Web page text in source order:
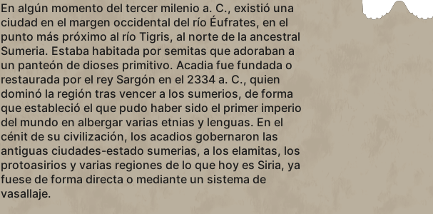
En algún momento del tercer milenio a. C., existió una
ciudad en el margen occidental del río Éufrates, en el
punto más próximo al río Tigris, al norte de la ancestral
Sumeria. Estaba habitada por semitas que adoraban a
un panteón de dioses primitivo. Acadia fue fundada o
restaurada por el rey Sargón en el 2334 a. C., quien
dominó la región tras vencer a los sumerios, de forma
que estableció el que pudo haber sido el primer imperio
del mundo en albergar varias etnias y lenguas. En el
cénit de su civilización, los acadios gobernaron las
antiguas ciudades-estado sumerias, a los elamitas, los
protoasirios y varias regiones de lo que hoy es Siria, ya
fuese de forma directa o mediante un sistema de
vasallaje.